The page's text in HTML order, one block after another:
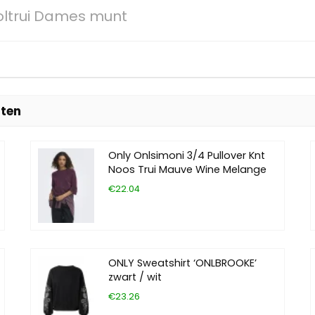
Dames munt
Only Onlsimoni 3/4 Pullover Knt
Noos Trui Mauve Wine Melange
€22.04
ONLY Sweatshirt ‘ONLBROOKE’
zwart / wit
€23.26